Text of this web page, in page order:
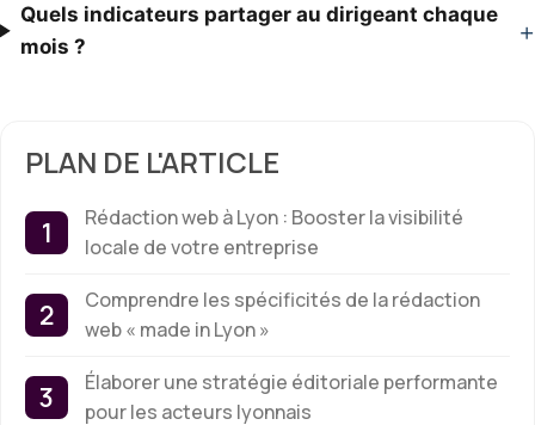
Quels indicateurs partager au dirigeant chaque
mois ?
+
PLAN DE L'ARTICLE
Rédaction web à Lyon : Booster la visibilité
locale de votre entreprise
Comprendre les spécificités de la rédaction
web « made in Lyon »
Élaborer une stratégie éditoriale performante
pour les acteurs lyonnais